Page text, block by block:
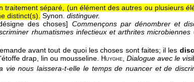
traitement séparé, (un élément des autres ou plusieurs
distinct(s). Synon. distinguer.
des choses] Commençons par dénombrer et
rhumatismes infectieux et arthrites microbiennes
avant tout de quoi les choses sont faites; il les
drap, lin ou mousseline. Huyghe, Dialogue avec le
vie nous laissera-t-elle le temps de nuancer et de